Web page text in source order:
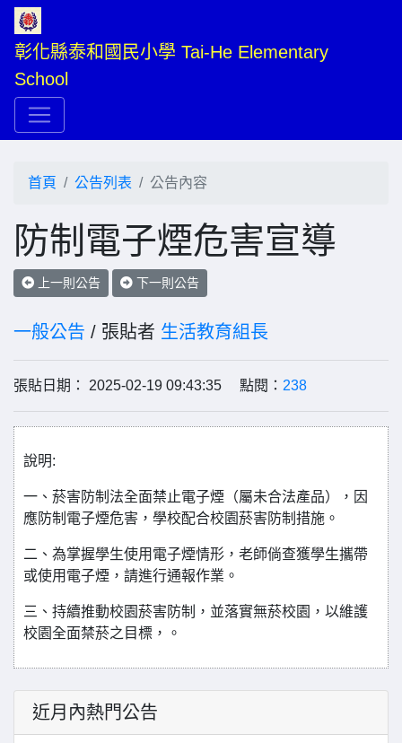
彰化縣泰和國民小學 Tai-He Elementary
School
首頁 公告列表 公告內容
防制電子煙危害宣導
上一則公告 下一則公告
一般公告 / 張貼者 生活教育組長
張貼日期： 2025-02-19 09:43:35 點閱： 238
說明:
一、菸害防制法全面禁止電子煙（屬未合法產品），因
應防制電子煙危害，學校配合校園菸害防制措施。
二、為掌握學生使用電子煙情形，老師倘查獲學生攜帶
或使用電子煙，請進行通報作業。
三、持續推動校園菸害防制，並落實無菸校園，以維護
校園全面禁菸之目標，。
近月內熱門公告